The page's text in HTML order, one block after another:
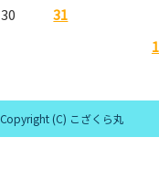
30 31
Copyright (C) こざくら丸